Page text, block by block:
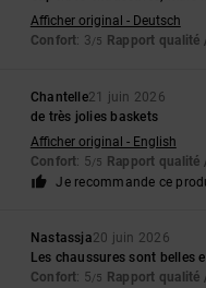
Afficher original - Deutsch
Confort: 3/5 Rapport qualité
Chantelle21 juin 2026
de très jolies baskets
Afficher original - English
Confort: 5/5 Rapport qualité
Je recommande ce
Nastassja20 juin 2026
Les chaussures sont belles
Confort: 5/5 Rapport qualité